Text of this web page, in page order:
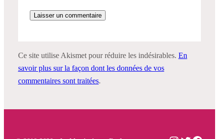
Ce site utilise Akismet pour réduire les indésirables. En
savoir plus sur la façon dont les données de vos
commentaires sont traitées.